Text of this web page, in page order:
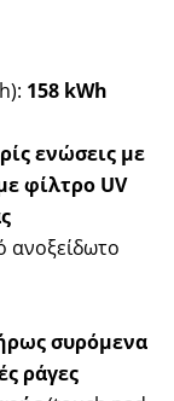
158 kWh
ενώσεις με
φίλτρο UV
ανοξείδωτο
συρόμενα
ράγες